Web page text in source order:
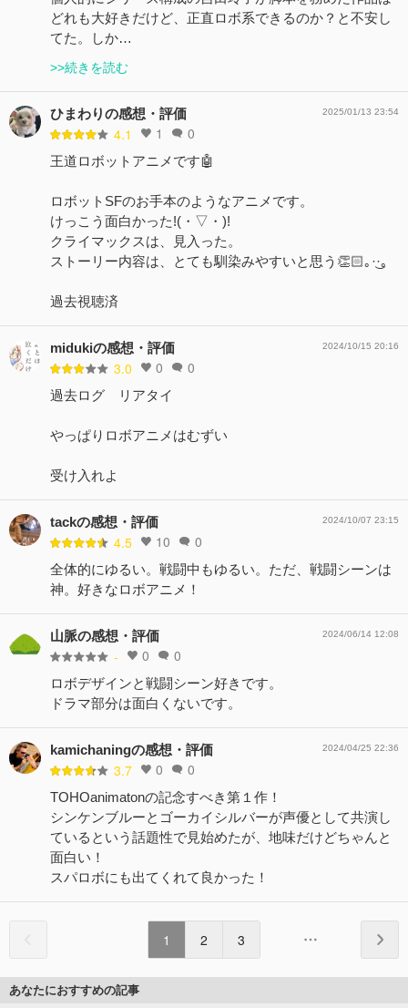
どれも大好きだけど、正直ロボ系できるのか？と不安し
てた。しか…
>>続きを読む
ひまわりの感想・評価
4.1 1 0
2025/01/13 23:54
王道ロボットアニメです🤖
ロボットSFのお手本のようなアニメです。
けっこう面白かった!(・▽・)!
クライマックスは、見入った。
ストーリー内容は、とても馴染みやすいと思う👏🏻｡·͜·｡
過去視聴済
midukiの感想・評価
3.0 0 0
2024/10/15 20:16
過去ログ リアタイ
やっぱりロボアニメはむずい
受け入れよ
tackの感想・評価
4.5 10 0
2024/10/07 23:15
全体的にゆるい。戦闘中もゆるい。ただ、戦闘シーンは
神。好きなロボアニメ！
山脈の感想・評価
- 0 0
2024/06/14 12:08
ロボデザインと戦闘シーン好きです。
ドラマ部分は面白くないです。
kamichaningの感想・評価
3.7 0 0
2024/04/25 22:36
TOHOanimatonの記念すべき第１作！
シンケンブルーとゴーカイシルバーが声優として共演し
ているという話題性で見始めたが、地味だけどちゃんと
面白い！
スパロボにも出てくれて良かった！
1 2 3
あなたにおすすめの記事